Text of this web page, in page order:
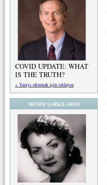
COVID UPDATE: WHAT
IS THE TRUTH?
» Yazıyı okumak için tıklayın
BENİM ŞARKILARIM